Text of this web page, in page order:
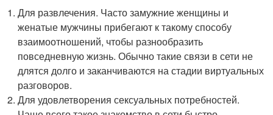
Для развлечения. Часто замужние женщины и
женатые мужчины прибегают к такому способу
взаимоотношений, чтобы разнообразить
повседневную жизнь. Обычно такие связи в сети не
длятся долго и заканчиваются на стадии виртуальных
разговоров.
Для удовлетворения сексуальных потребностей.